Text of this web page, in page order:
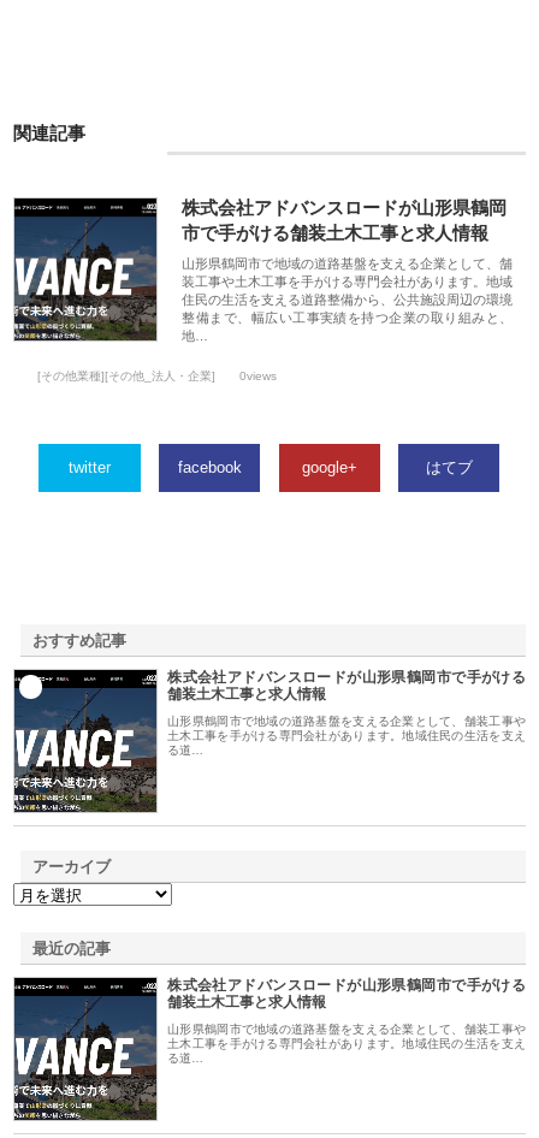
関連記事
株式会社アドバンスロードが山形県鶴岡
市で手がける舗装土木工事と求人情報
山形県鶴岡市で地域の道路基盤を支える企業として、舗
装工事や土木工事を手がける専門会社があります。地域
住民の生活を支える道路整備から、公共施設周辺の環境
整備まで、幅広い工事実績を持つ企業の取り組みと、
地…
[その他業種][その他_法人・企業] 0views
twitter facebook google+ はてブ
おすすめ記事
株式会社アドバンスロードが山形県鶴岡市で手がける
舗装土木工事と求人情報
山形県鶴岡市で地域の道路基盤を支える企業として、舗装工事や
土木工事を手がける専門会社があります。地域住民の生活を支え
る道…
アーカイブ
最近の記事
株式会社アドバンスロードが山形県鶴岡市で手がける
舗装土木工事と求人情報
山形県鶴岡市で地域の道路基盤を支える企業として、舗装工事や
土木工事を手がける専門会社があります。地域住民の生活を支え
る道…